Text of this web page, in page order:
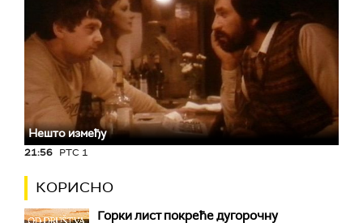
Нешто између
21:56 РТС 1
КОРИСНО
Горки лист покреће дугорочну